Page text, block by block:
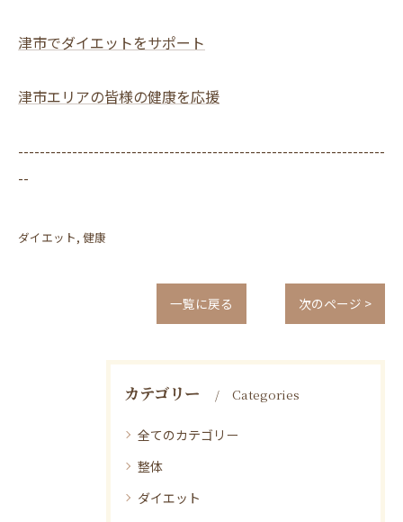
津市でダイエットをサポート
津市エリアの皆様の健康を応援
--------------------------------------------------------------------
--
ダイエット 健康
一覧に戻る 次のページ >
カテゴリー Categories
全てのカテゴリー
整体
ダイエット